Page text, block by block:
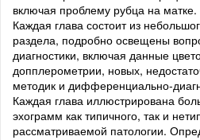
включая проблему рубца на матке.
Каждая глава состоит из
раздела, подробно освещены
диагностики, включая данные
допплерометрии, новых,
методик и дифференциально-
Каждая глава иллюстрирована
эхограмм как типичного, так и
рассматриваемой патологии.